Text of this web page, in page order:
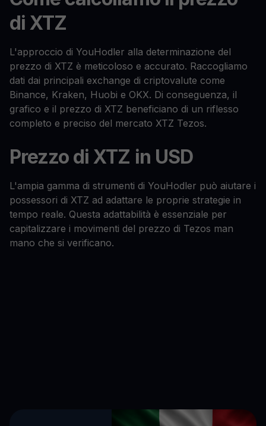
di XTZ
L'approccio di YouHodler alla determinazione del
prezzo di XTZ è meticoloso e accurato. Raccogliamo
dati dai principali exchange di criptovalute come
Binance, Kraken, Huobi e OKX. Di conseguenza, il
grafico e il prezzo di XTZ beneficiano di un riflesso
completo e preciso del mercato XTZ Tezos.
Prezzo di XTZ in USD
L'ampia gamma di strumenti di YouHodler può aiutare i
possessori di XTZ ad adattare le proprie strategie in
tempo reale. Questa adattabilità è essenziale per
capitalizzare i movimenti del prezzo di Tezos man
mano che si verificano.